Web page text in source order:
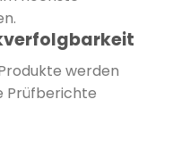
werden
Prüfberichte